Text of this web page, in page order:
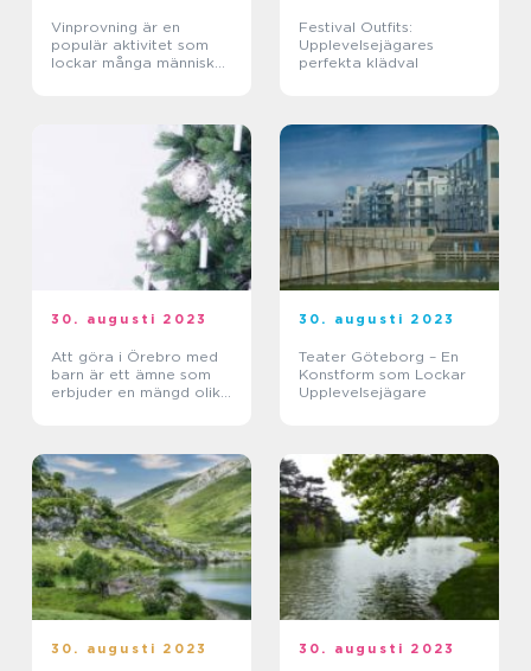
Vinprovning är en
populär aktivitet som
lockar många människor
Festival Outfits:
Upplevelsejägares
perfekta klädval
30. augusti 2023
Att göra i Örebro med
barn är ett ämne som
erbjuder en mängd olika
30. augusti 2023
Teater Göteborg – En
Konstform som Lockar
Upplevelsejägare
30. augusti 2023 30. augusti 2023